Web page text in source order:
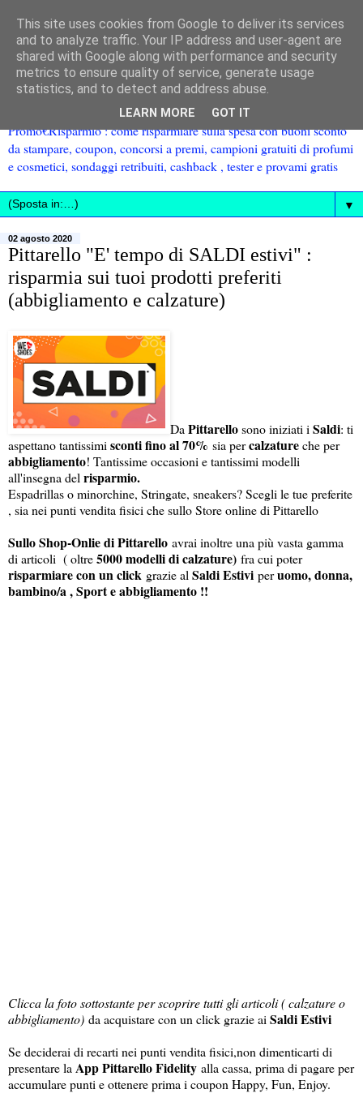
Promo€Risparmio : come risparmiare sulla spesa con buoni sconto
da stampare, coupon, concorsi a premi, campioni gratuiti di profumi
e cosmetici, sondaggi retribuiti, cashback , tester e provami gratis
▼
02 agosto 2020
Pittarello "E' tempo di SALDI estivi" :
risparmia sui tuoi prodotti preferiti
(abbigliamento e calzature)
Da Pittarellosono iniziati i Saldi: ti
aspettano tantissimi sconti fino al 70% sia percalzatureche per
abbigliamento! Tantissime occasioni e tantissimi modelli
all'insegna del risparmio.
Espadrillas o minorchine, Stringate, sneakers? Scegli le tue preferite
, sia nei punti vendita fisici che sullo Store online di Pittarello
Sullo Shop-Onlie di Pittarello avrai inoltre una più vasta gamma
di articoli ( oltre5000 modelli di calzature) fra cui poter
risparmiare con un click grazie al Saldi Estivi peruomo, donna,
bambino/a , Sport e abbigliamento !!
Clicca la foto sottostante per scoprire tutti gli articoli ( calzature o
abbigliamento) da acquistare con un click grazie ai Saldi Estivi
Se deciderai di recarti nei punti vendita fisici,non dimenticarti di
presentare la App Pittarello Fidelity alla cassa, prima di pagare per
accumulare punti e ottenere prima i coupon Happy, Fun, Enjoy.
This site uses cookies from Google to deliver its services
and to analyze traffic. Your IP address and user-agent are
shared with Google along with performance and security
metrics to ensure quality of service, generate usage
statistics, and to detect and address abuse.
LEARN MORE GOT IT